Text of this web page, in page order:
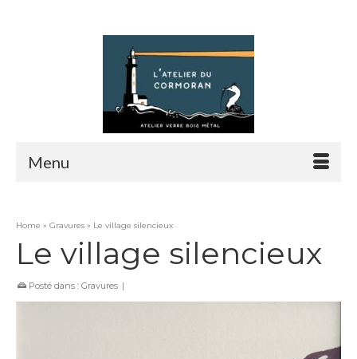
Menu
Home » Gravures » Le village silencieux
Le village silencieux
Posté dans : Gravures |